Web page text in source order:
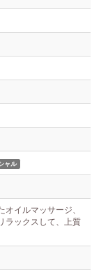
ャル
イルマッサージ、
ラックスして、上質